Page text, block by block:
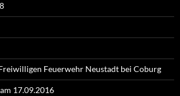
Feuerwehr Neustadt bei Coburg
17.09.2016